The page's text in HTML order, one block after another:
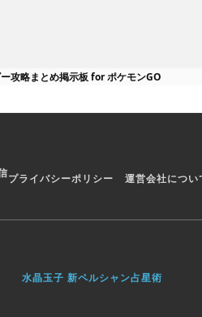
攻略まとめ掲示板 for ポケモンGO
プライバシーポリシー 運営会社につい
水晶玉子 新ペルシャン占星術